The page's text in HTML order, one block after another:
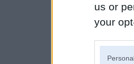
us or
your